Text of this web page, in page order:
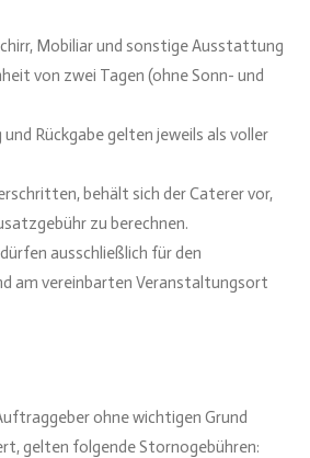
Mobiliar und sonstige Ausstattung
von zwei Tagen (ohne Sonn- und
Rückgabe gelten jeweils als voller
behält sich der Caterer vor,
zu berechnen.
ausschließlich für den
am vereinbarten Veranstaltungsort
ohne wichtigen Grund
gelten folgende Stornogebühren: